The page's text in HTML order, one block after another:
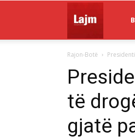
Lajm
Rajon-Botë
të
gjatë